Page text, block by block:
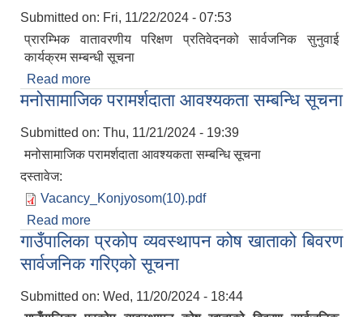
Submitted on: Fri, 11/22/2024 - 07:53
प्रारम्भिक वातावरणीय परिक्षण प्रतिवेदनको सार्वजनिक सुनुवाई
कार्यक्रम सम्बन्धी सूचना
Read more
सार्वजनिक सुनुवाई कार्यक्रम सम्बन्धी सूचना
मनोसामाजिक परामर्शदाता आवश्यकता सम्बन्धि सूचना
Submitted on: Thu, 11/21/2024 - 19:39
मनोसामाजिक परामर्शदाता आवश्यकता सम्बन्धि सूचना
दस्तावेज:
Vacancy_Konjyosom(10).pdf
Read more
गाउँपालिका प्रकोप व्यवस्थापन कोष खाताको बिवरण
सार्वजनिक गरिएको सूचना
Submitted on: Wed, 11/20/2024 - 18:44